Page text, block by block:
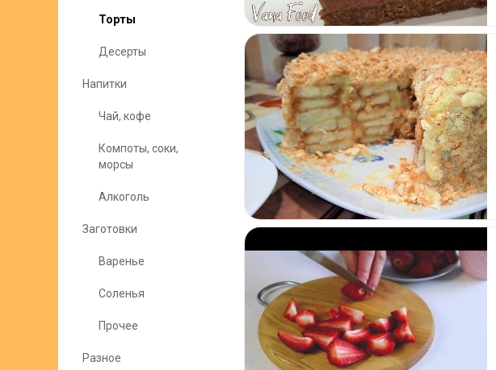
Торты
Десерты
Напитки
Чай, кофе
Компоты, соки,
морсы
Алкоголь
Заготовки
Варенье
Соленья
Прочее
Разное